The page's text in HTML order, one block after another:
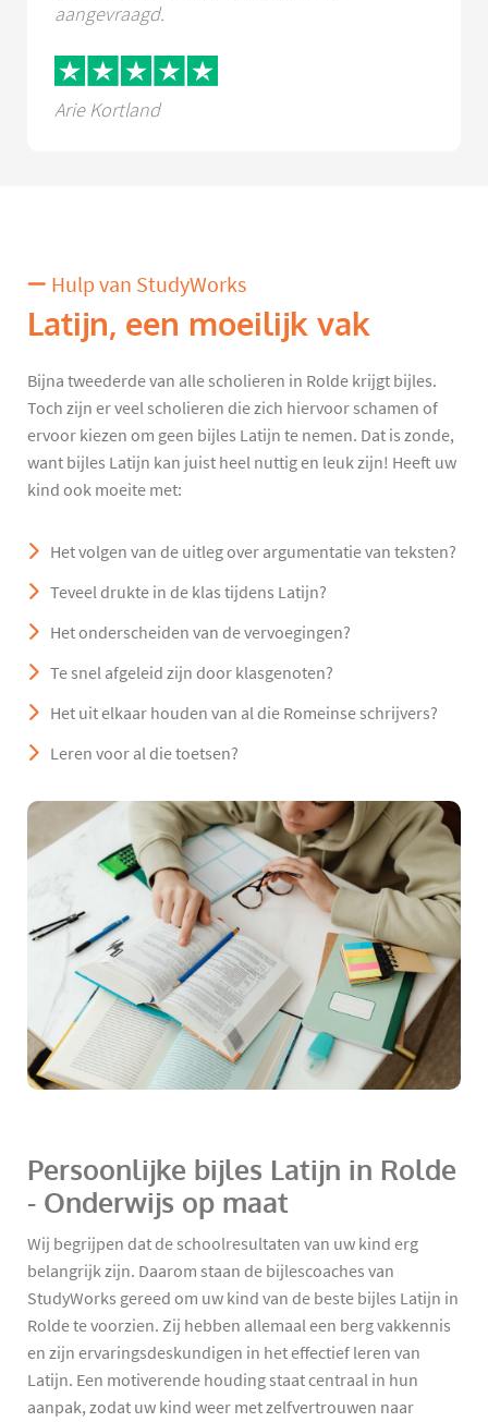
aangevraagd.
Arie Kortland
Hulp van StudyWorks
Latijn, een moeilijk vak
Bijna tweederde van alle scholieren in Rolde krijgt bijles.
Toch zijn er veel scholieren die zich hiervoor schamen of
ervoor kiezen om geen bijles Latijn te nemen. Dat is zonde,
want bijles Latijn kan juist heel nuttig en leuk zijn! Heeft uw
kind ook moeite met:
Het volgen van de uitleg over argumentatie van teksten?
Teveel drukte in de klas tijdens Latijn?
Het onderscheiden van de vervoegingen?
Te snel afgeleid zijn door klasgenoten?
Het uit elkaar houden van al die Romeinse schrijvers?
Leren voor al die toetsen?
Persoonlijke bijles Latijn in Rolde
- Onderwijs op maat
Wij begrijpen dat de schoolresultaten van uw kind erg
belangrijk zijn. Daarom staan de bijlescoaches van
StudyWorks gereed om uw kind van de beste bijles Latijn in
Rolde te voorzien. Zij hebben allemaal een berg vakkennis
en zijn ervaringsdeskundigen in het effectief leren van
Latijn. Een motiverende houding staat centraal in hun
aanpak, zodat uw kind weer met zelfvertrouwen naar